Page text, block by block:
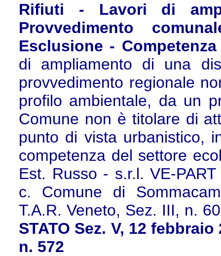
Rifiuti - Lavori di
Provvedimento
Esclusione -
di ampliamento di una
provvedimento regionale
profilo ambientale, da un
Comune non è titolare di
punto di vista urbanistico,
competenza del settore
Est. Russo - s.r.l. VE-
c. Comune di
T.A.R. Veneto, Sez. III, n.
STATO Sez. V, 12
n. 572